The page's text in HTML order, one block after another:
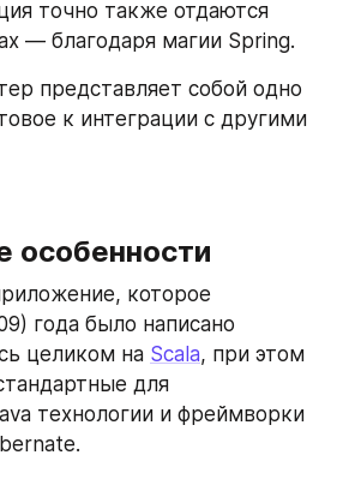
точно также отдаются
— благодаря магии Spring.
представляет собой одно
к интеграции с другими
особенности
которое
года было написано
целиком на Scala, при этом
для
технологии и фреймворки